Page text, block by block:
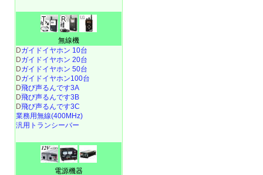
無線機
Dガイドイヤホン 10台
Dガイドイヤホン 20台
Dガイドイヤホン 50台
Dガイドイヤホン100台
D飛び声るんです3A
D飛び声るんです3B
D飛び声るんです3C
業務用無線(400MHz)
汎用トランシーバー
電源機器